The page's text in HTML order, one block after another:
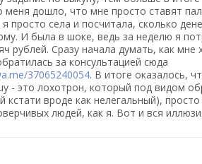
меня дошло, что мне просто ставят
просто села и посчитала, сколько
И была в шоке, ведь за неделю я
рублей. Сразу начала думать, как мне
за консультацией сюда
37065240054. В итоге оказалось,
- это лохотрон, который под видом
кстати вроде как нелегальный),
людей, как я. Вот и вся